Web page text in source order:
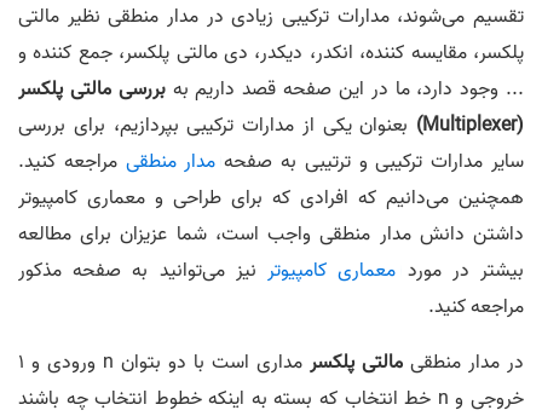
تقسیم می‌شوند، مدارات ترکیبی زیادی در مدار منطقی نظیر مالتی
پلکسر، مقایسه کننده، انکدر، دیکدر، دی مالتی پلکسر، جمع کننده و
... وجود دارد، ما در این صفحه قصد داریم بهبررسی مالتی پلکسر
(Multiplexer)
بعنوان یکی از مدارات ترکیبی بپردازیم، برای بررسی
سایر مدارات ترکیبی و ترتیبی به صفحه مدار منطقی مراجعه کنید.
همچنین می‌دانیم که افرادی که برای طراحی و معماری کامپیوتر
داشتن دانش مدار منطقی واجب است، شما عزیزان برای مطالعه
بیشتر در مورد معماری کامپیوتر نیز می‌توانید به صفحه مذکور
مراجعه کنید.
در مدار منطقی مالتی پلکسر
مداری است با دو بتوان n ورودی و 1
خروجی و n خط انتخاب که بسته به اینکه خطوط انتخاب چه باشند